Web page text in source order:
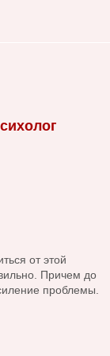
от этой
Причем до
проблемы.